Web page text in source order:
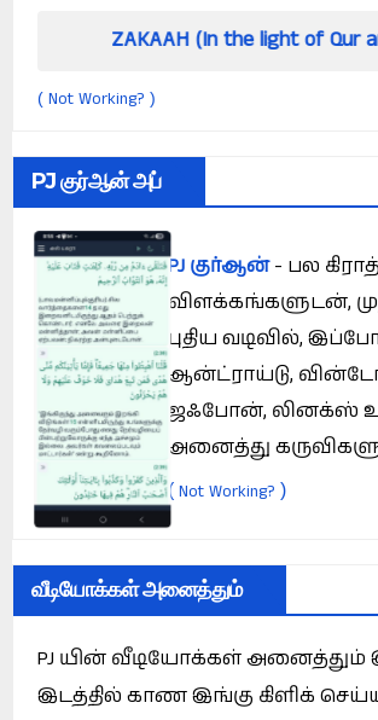
(In the light of Qur an and
( Not Working? )
PJ குர்ஆன் அப்
PJ குர்ஆன்- பல
விளக்கங்களுடன்,
புதிய வடிவில்,
ஆன்ட்ராய்டு,
ஜஃபோன், லினக்ஸ்
அனைத்து
(Not Working? )
வீடியோக்கள் அனைத்தும்
PJ யின் வீடியோக்கள் அனைத்தும்
இடத்தில் காண இங்கு கிளிக்